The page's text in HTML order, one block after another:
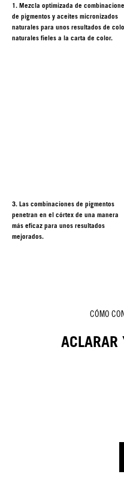
1. Mezcla optimizada de
de pigmentos y aceites micronizados
naturales para unos resultados de
naturales fieles a la carta de color.
3. Las combinaciones de pigmentos
penetran en el córtex de una manera
más eficaz para unos resultados
mejorados.
CÓMO
ACLARAR